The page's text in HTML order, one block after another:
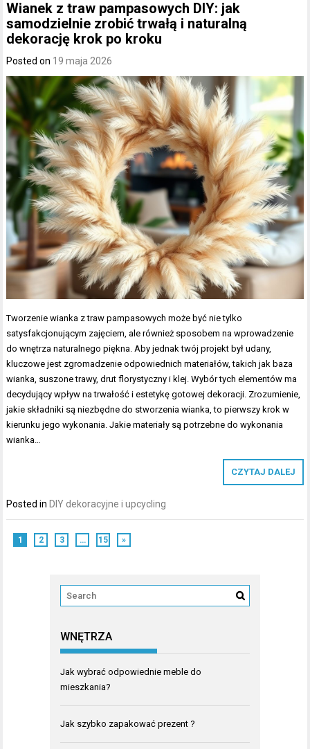
Wianek z traw pampasowych DIY: jak
samodzielnie zrobić trwałą i naturalną
dekorację krok po kroku
Posted on 19 maja 2026
Tworzenie wianka z traw pampasowych może być nie tylko
satysfakcjonującym zajęciem, ale również sposobem na wprowadzenie
do wnętrza naturalnego piękna. Aby jednak twój projekt był udany,
kluczowe jest zgromadzenie odpowiednich materiałów, takich jak baza
wianka, suszone trawy, drut florystyczny i klej. Wybór tych elementów ma
decydujący wpływ na trwałość i estetykę gotowej dekoracji. Zrozumienie,
jakie składniki są niezbędne do stworzenia wianka, to pierwszy krok w
kierunku jego wykonania. Jakie materiały są potrzebne do wykonania
wianka…
CZYTAJ DALEJ
Posted in DIY dekoracyjne i upcycling
1 2 3 … 15 »
WNĘTRZA
Jak wybrać odpowiednie meble do
mieszkania?
Jak szybko zapakować prezent ?